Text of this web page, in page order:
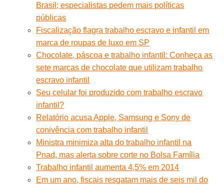
Brasil; especialistas pedem mais políticas
públicas
Fiscalização flagra trabalho escravo e infantil em
marca de roupas de luxo em SP
Chocolate, páscoa e trabalho infantil: Conheça as
sete marcas de chocolate que utilizam trabalho
escravo infantil
Seu celular foi produzido com trabalho escravo
infantil?
Relatório acusa Apple, Samsung e Sony de
conivência com trabalho infantil
Ministra minimiza alta do trabalho infantil na
Pnad, mas alerta sobre corte no Bolsa Família
Trabalho infantil aumenta 4,5% em 2014
Em um ano, fiscais resgatam mais de seis mil do